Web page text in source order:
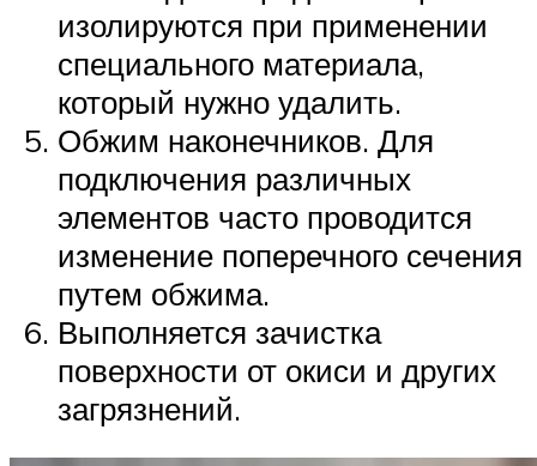
изолируются при применении
специального материала,
который нужно удалить.
Обжим наконечников. Для
подключения различных
элементов часто проводится
изменение поперечного сечения
путем обжима.
Выполняется зачистка
поверхности от окиси и других
загрязнений.